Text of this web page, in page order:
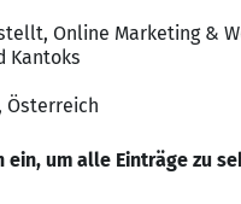
Online Marketing &
Kantoks
, Österreich
ein, um alle Einträge zu